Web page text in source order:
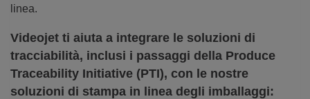
linea.
Videojet ti aiuta a integrare le soluzioni di
tracciabilità, inclusi i passaggi della Produce
Traceability Initiative (PTI), con le nostre
soluzioni di stampa in linea degli imballaggi: